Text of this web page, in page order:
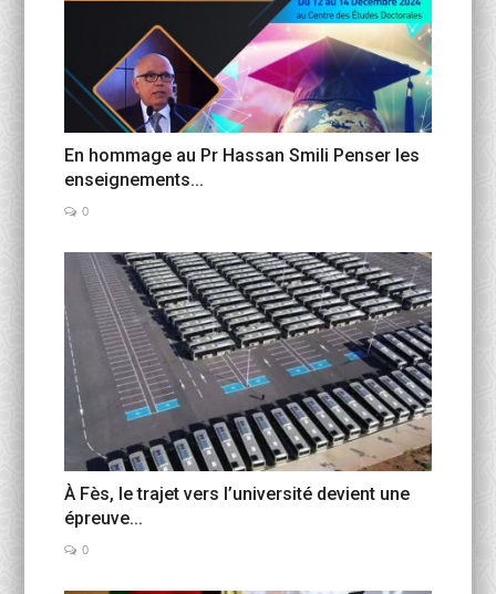
En hommage au Pr Hassan Smili Penser les
enseignements...
0
À Fès, le trajet vers l’université devient une
épreuve...
0